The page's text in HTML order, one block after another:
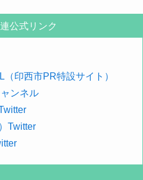
公式リンク
印西市PR特設サイト）
ンネル
Twitter